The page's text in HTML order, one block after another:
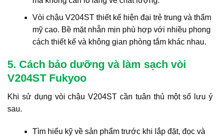
Vòi chậu V204ST thiết kế hiện đại trẻ trung và thẩm
mỹ cao. Bề mặt nhẵn mịn phù hợp với nhiều phong
cách thiết kế và không gian phòng tắm khác nhau.
5. Cách bảo dưỡng và làm sạch vòi
V204ST Fukyoo
Khi sử dụng vòi chậu V204ST cần tuân thủ một số lưu ý
sau.
Tìm hiểu kỹ về sản phẩm trước khi lắp đặt, đọc và